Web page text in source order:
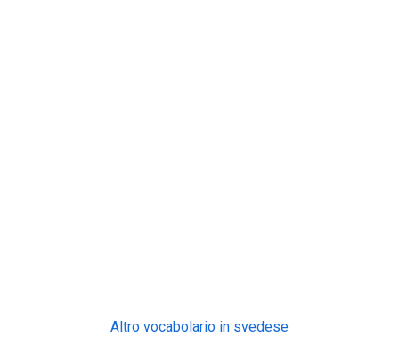
Altro vocabolario in svedese